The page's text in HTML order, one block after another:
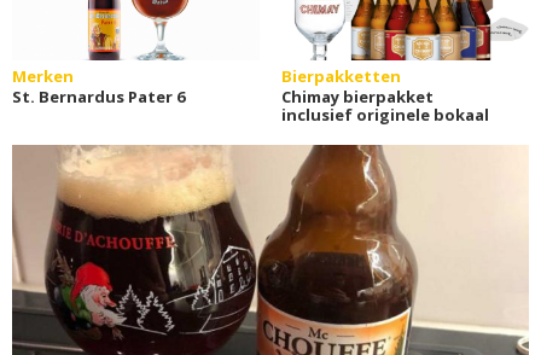
Merken
St. Bernardus Pater 6
Bierpakketten
Chimay bierpakket
inclusief originele bokaal